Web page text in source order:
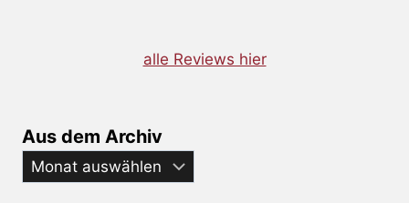
alle Reviews hier
Aus dem Archiv
Aus
dem